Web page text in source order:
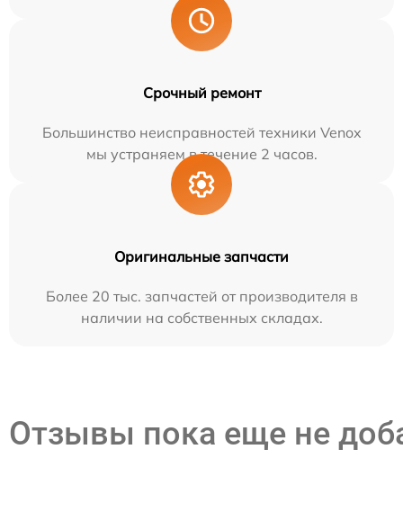
Срочный ремонт
Большинство неисправностей техники Venox
мы устраняем в течение 2 часов.
Оригинальные запчасти
Более 20 тыс. запчастей от производителя в
наличии на собственных складах.
Отзывы пока еще не